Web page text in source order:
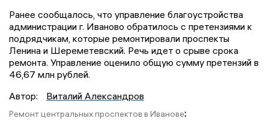
Ранее сообщалось, что управление благоустройства
администрации г. Иваново обратилось с претензиями к
подрядчикам, которые ремонтировали проспекты
Ленина и Шереметевский. Речь идет о срыве срока
ремонта. Управление оценило общую сумму претензий в
46,67 млн рублей.
Автор:
Виталий Александров
Ремонт центральных проспектов в Иванове: